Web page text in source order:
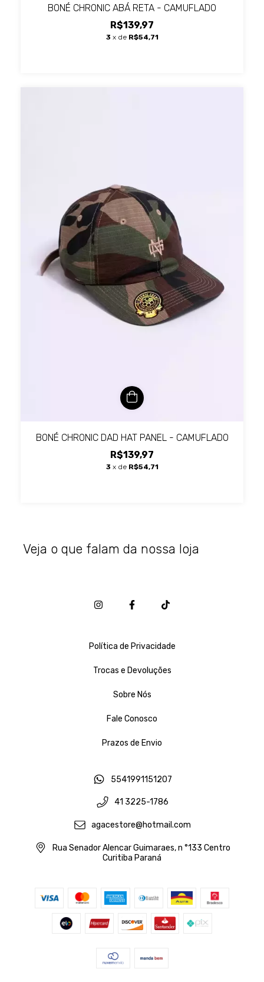
BONÉ CHRONIC ABÁ RETA - CAMUFLADO
R$139,97
3 x de R$54,71
BONÉ CHRONIC DAD HAT PANEL - CAMUFLADO
R$139,97
3 x de R$54,71
Veja o que falam da nossa loja
Política de Privacidade
Trocas e Devoluções
Sobre Nós
Fale Conosco
Prazos de Envio
5541991151207
41 3225-1786
agacestore@hotmail.com
Rua Senador Alencar Guimaraes, n °133 Centro
Curitiba Paraná